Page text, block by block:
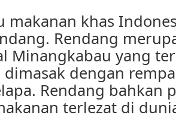
makanan khas
Rendang
Minangkabau yang
dimasak dengan
Rendang bahkan
terlezat di